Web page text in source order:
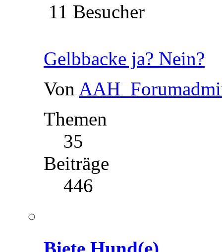
11 Besucher
Gelbbacke ja? Nein?
Von
Themen
35
Beiträge
446